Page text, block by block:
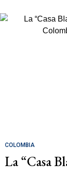
COLOMBIA
La “Casa